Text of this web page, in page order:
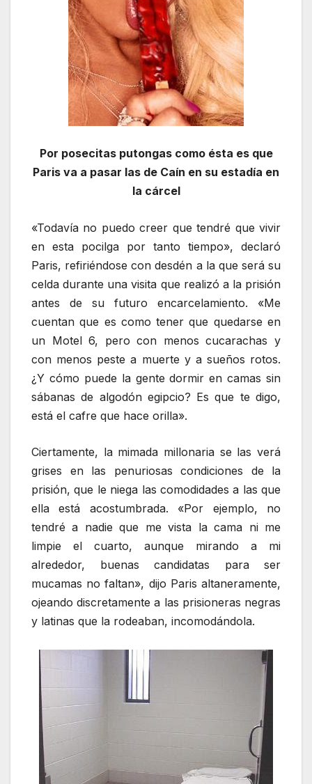
Por posecitas putongas como ésta es que
Paris va a pasar las de Caín en su estadía en
la cárcel
«Todavía no puedo creer que tendré que vivir
en esta pocilga por tanto tiempo», declaró
Paris, refiriéndose con desdén a la que será su
celda durante una visita que realizó a la prisión
antes de su futuro encarcelamiento. «Me
cuentan que es como tener que quedarse en
un Motel 6, pero con menos cucarachas y
con menos peste a muerte y a sueños rotos.
¿Y cómo puede la gente dormir en camas sin
sábanas de algodón egipcio? Es que te digo,
está el cafre que hace orilla».
Ciertamente, la mimada millonaria se las verá
grises en las penuriosas condiciones de la
prisión, que le niega las comodidades a las que
ella está acostumbrada. «Por ejemplo, no
tendré a nadie que me vista la cama ni me
limpie el cuarto, aunque mirando a mi
alrededor, buenas candidatas para ser
mucamas no faltan», dijo Paris altaneramente,
ojeando discretamente a las prisioneras negras
y latinas que la rodeaban, incomodándola.